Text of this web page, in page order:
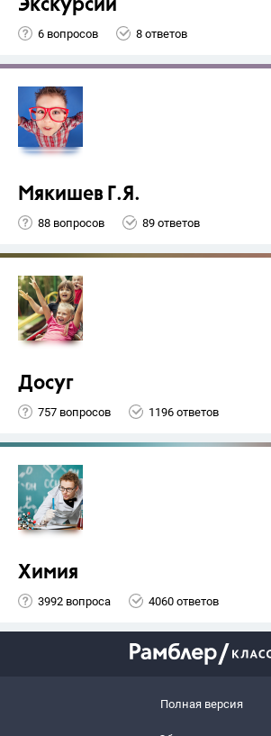
Экскурсии
6 вопросов 8 ответов
Мякишев Г.Я.
88 вопросов 89 ответов
Досуг
757 вопросов 1196 ответов
Химия
3992 вопроса 4060 ответов
Полная версия